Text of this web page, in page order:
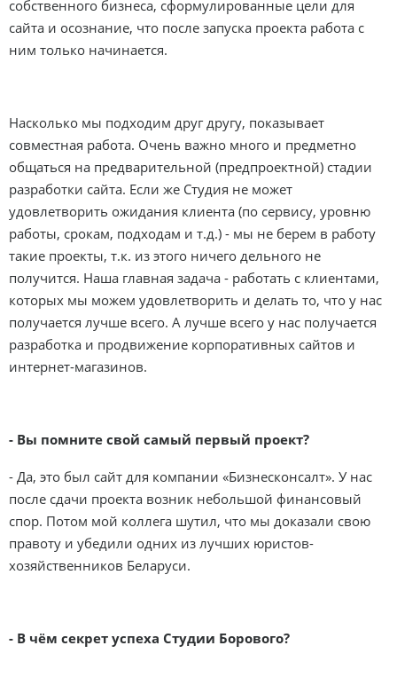
собственного бизнеса, сформулированные цели для
сайта и осознание, что после запуска проекта работа с
ним только начинается.
Насколько мы подходим друг другу, показывает
совместная работа. Очень важно много и предметно
общаться на предварительной (предпроектной) стадии
разработки сайта. Если же Студия не может
удовлетворить ожидания клиента (по сервису, уровню
работы, срокам, подходам и т.д.) - мы не берем в работу
такие проекты, т.к. из этого ничего дельного не
получится. Наша главная задача - работать с клиентами,
которых мы можем удовлетворить и делать то, что у нас
получается лучше всего. А лучше всего у нас получается
разработка и продвижение корпоративных сайтов и
интернет-магазинов.
- Вы помните свой самый первый проект?
- Да, это был сайт для компании «Бизнесконсалт». У нас
после сдачи проекта возник небольшой финансовый
спор. Потом мой коллега шутил, что мы доказали свою
правоту и убедили одних из лучших юристов-
хозяйственников Беларуси.
- В чём секрет успеха Студии Борового?